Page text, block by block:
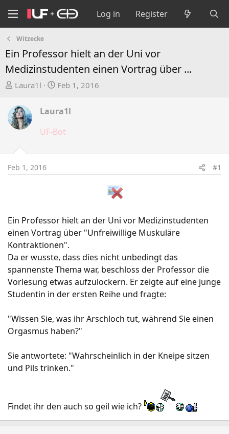
Log in Register
Witzecke
Ein Professor hielt an der Uni vor
Medizinstudenten einen Vortrag über ...
T
r
e
a
s
t
a
r
Laura1l
S
t
a
e
Feb 1, 2016
Laura1l
UF-Bot
Feb 1, 2016 #1
Ein Professor hielt an der Uni vor Medizinstudenten
einen Vortrag über "Unfreiwillige Muskuläre
Kontraktionen".
Da er wusste, dass dies nicht unbedingt das
spannenste Thema war, beschloss der Professor die
Vorlesung etwas aufzulockern. Er zeigte auf eine junge
Studentin in der ersten Reihe und fragte:
"Wissen Sie, was ihr Arschloch tut, während Sie einen
Orgasmus haben?"
Sie antwortete: "Wahrscheinlich in der Kneipe sitzen
und Pils trinken."
Findet ihr den auch so geil wie ich?